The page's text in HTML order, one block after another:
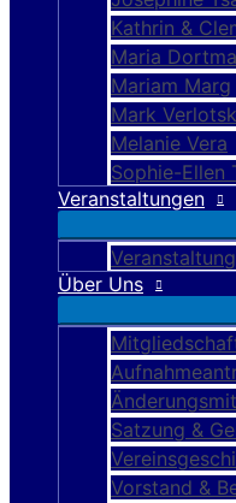
Kathrin &
Maria
Mariam Marg
Mark
Melanie Vera
Sophie-Ellen
Veranstaltungen
Über Uns
Satzung &
Vorstand &